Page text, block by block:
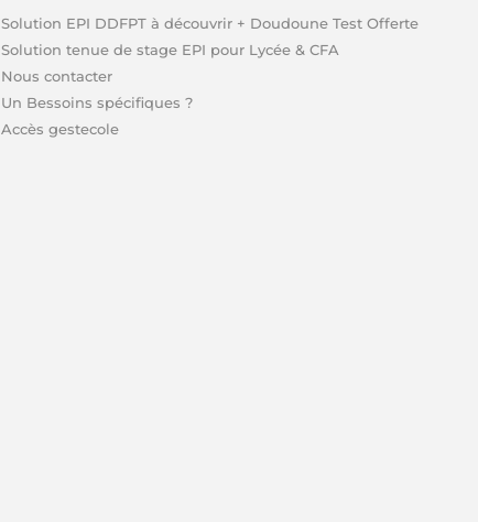
Solution EPI DDFPT à découvrir + Doudoune Test Offerte
Solution tenue de stage EPI pour Lycée & CFA
Nous contacter
Un Bessoins spécifiques ?
Accès gestecole